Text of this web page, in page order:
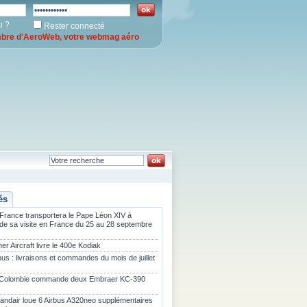
?
Rester connecté
d'AeroWeb, votre webmag aéro
transportera le Pape Léon XIV à
sa visite en France du 25 au 28 septembre
Aircraft livre le 400e Kodiak
: livraisons et commandes du mois de juillet
commande deux Embraer KC-390
loue 6 Airbus A320neo supplémentaires